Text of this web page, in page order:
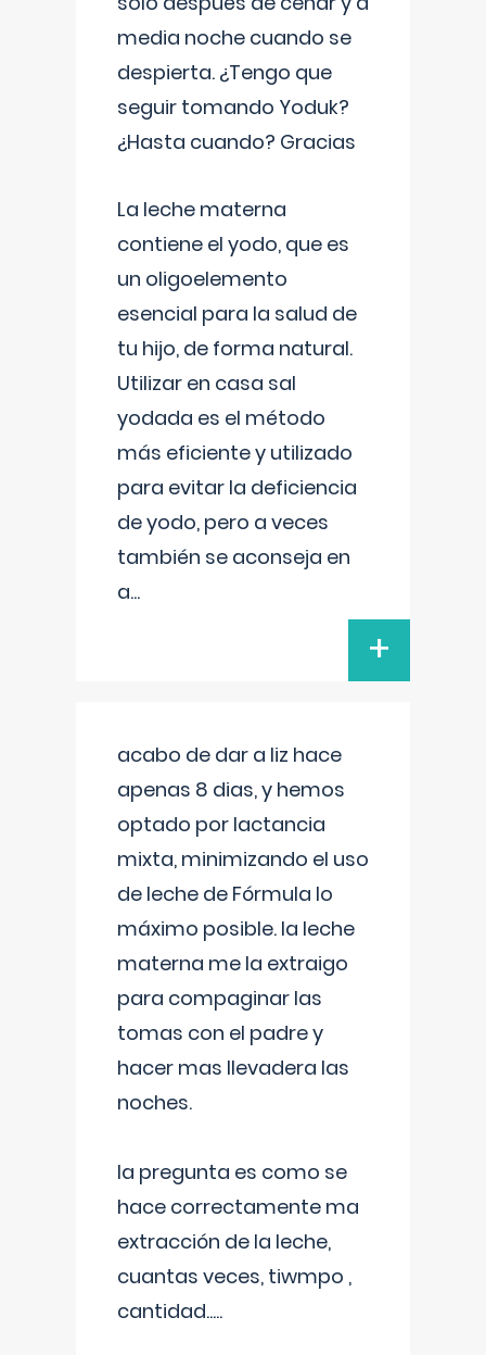
media noche cuando se
despierta. ¿Tengo que
seguir tomando Yoduk?
¿Hasta cuando? Gracias
La leche materna
contiene el yodo, que es
un oligoelemento
esencial para la salud de
tu hijo, de forma natural.
Utilizar en casa sal
yodada es el método
más eficiente y utilizado
para evitar la deficiencia
de yodo, pero a veces
también se aconseja en
a...
+
acabo de dar a liz hace
apenas 8 dias, y hemos
optado por lactancia
mixta, minimizando el uso
de leche de Fórmula lo
máximo posible. la leche
materna me la extraigo
para compaginar las
tomas con el padre y
hacer mas llevadera las
noches.
la pregunta es como se
hace correctamente ma
extracción de la leche,
cuantas veces, tiwmpo ,
cantidad.....